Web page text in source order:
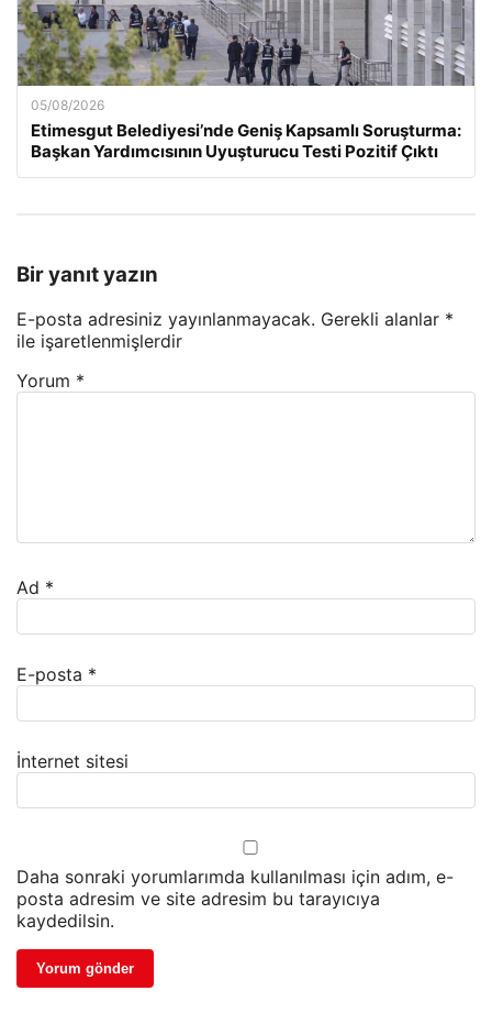
05/08/2026
Etimesgut Belediyesi’nde Geniş Kapsamlı Soruşturma:
Başkan Yardımcısının Uyuşturucu Testi Pozitif Çıktı
Bir yanıt yazın
E-posta adresiniz yayınlanmayacak. Gerekli alanlar *
ile işaretlenmişlerdir
Yorum *
Ad *
E-posta *
İnternet sitesi
Daha sonraki yorumlarımda kullanılması için adım, e-
posta adresim ve site adresim bu tarayıcıya
kaydedilsin.